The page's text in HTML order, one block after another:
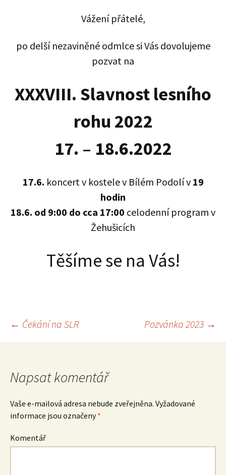
Vážení přátelé,
po delší nezaviněné odmlce si Vás dovolujeme
pozvat na
XXXVIII. Slavnost lesního
rohu 2022
17. – 18.6.2022
17.6. koncert v kostele v Bílém Podolí v 19
hodin
18.6. od 9:00 do cca 17:00 celodenní program v
Žehušicích
Těšíme se na Vás!
Navigace
pro
příspěvky
← Čekání na SLR Pozvánka 2023 →
Napsat komentář
Vaše e-mailová adresa nebude zveřejněna. Vyžadované
informace jsou označeny*
Komentář